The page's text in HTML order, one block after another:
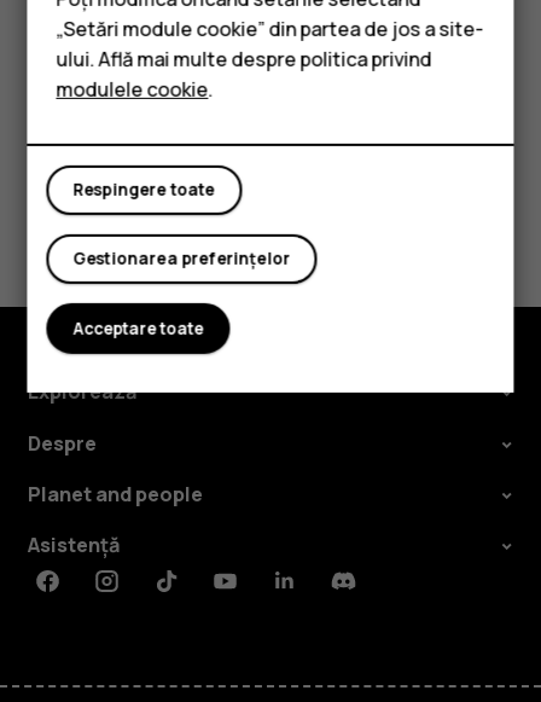
Accesorii
Tablete
Atingeți evenimentul.
Atingețimore_vert >Ștergeți.
Considerați utile aceste informații?
Da Nu
Explorează
Despre
Planet and people
Asistență
FacebookInstagramTiktokYoutubeLinkedinDiscord
„Setări module cookie” din partea de jos a site-
ului. Află mai multe despre politica privind
modulele cookie.
Respingere toate
Gestionarea preferințelor
Acceptare toate